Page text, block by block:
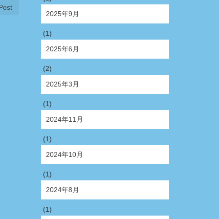
2025年9月
(1)
2025年6月
(2)
2025年3月
(1)
2024年11月
(1)
2024年10月
(1)
2024年8月
(1)